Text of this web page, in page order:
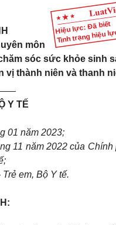
Hiệu lực: Đã biết
Tình trạng hiệu
môn
sóc sức khỏe sinh
vị thành niên và thanh
Y TẾ
01 năm 2023;
11 năm 2022 của
em, Bộ Y tế.